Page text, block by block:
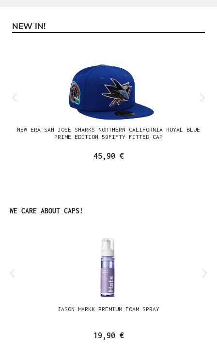
Produktgalerie überspringen
NEW IN!
NEW ERA SAN JOSE SHARKS NORTHERN CALIFORNIA ROYAL BLUE
PRIME EDITION 59FIFTY FITTED CAP
45,90 €
Produktgalerie überspringen
WE CARE ABOUT CAPS!
JASON MARKK PREMIUM FOAM SPRAY
19,90 €